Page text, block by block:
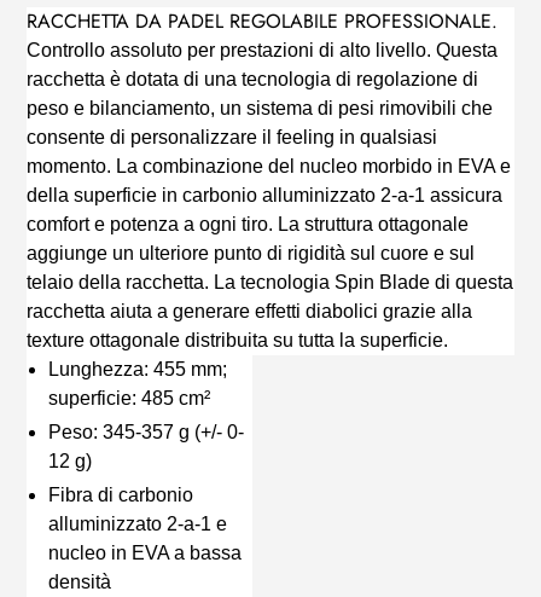
RACCHETTA DA PADEL REGOLABILE PROFESSIONALE.
Controllo assoluto per prestazioni di alto livello. Questa
racchetta è dotata di una tecnologia di regolazione di
peso e bilanciamento, un sistema di pesi rimovibili che
consente di personalizzare il feeling in qualsiasi
momento. La combinazione del nucleo morbido in EVA e
della superficie in carbonio alluminizzato 2-a-1 assicura
comfort e potenza a ogni tiro. La struttura ottagonale
aggiunge un ulteriore punto di rigidità sul cuore e sul
telaio della racchetta. La tecnologia Spin Blade di questa
racchetta aiuta a generare effetti diabolici grazie alla
texture ottagonale distribuita su tutta la superficie.
Lunghezza: 455 mm;
superficie: 485 cm²
Peso: 345-357 g (+/- 0-
12 g)
Fibra di carbonio
alluminizzato 2-a-1 e
nucleo in EVA a bassa
densità